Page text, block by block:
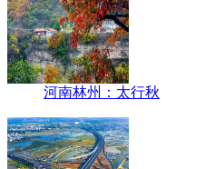
河南林州：太行秋